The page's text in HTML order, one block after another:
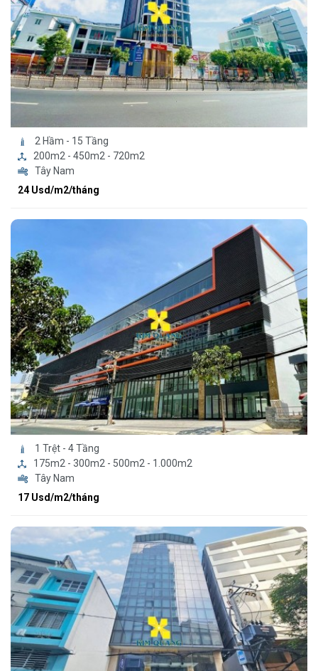
2 Hầm - 15 Tầng
200m2 - 450m2 - 720m2
Tây Nam
24 Usd/m2/tháng
1 Trệt - 4 Tầng
175m2 - 300m2 - 500m2 - 1.000m2
Tây Nam
17 Usd/m2/tháng